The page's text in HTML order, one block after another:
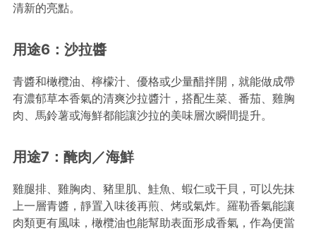
清新的亮點。
用途6：沙拉醬
青醬和橄欖油、檸檬汁、優格或少量醋拌開，就能做成帶
有濃郁草本香氣的清爽沙拉醬汁，搭配生菜、番茄、雞胸
肉、馬鈴薯或海鮮都能讓沙拉的美味層次瞬間提升。
用途7：醃肉／海鮮
雞腿排、雞胸肉、豬里肌、鮭魚、蝦仁或干貝，可以先抹
上一層青醬，靜置入味後再煎、烤或氣炸。羅勒香氣能讓
肉類更有風味，橄欖油也能幫助表面形成香氣，作為便當